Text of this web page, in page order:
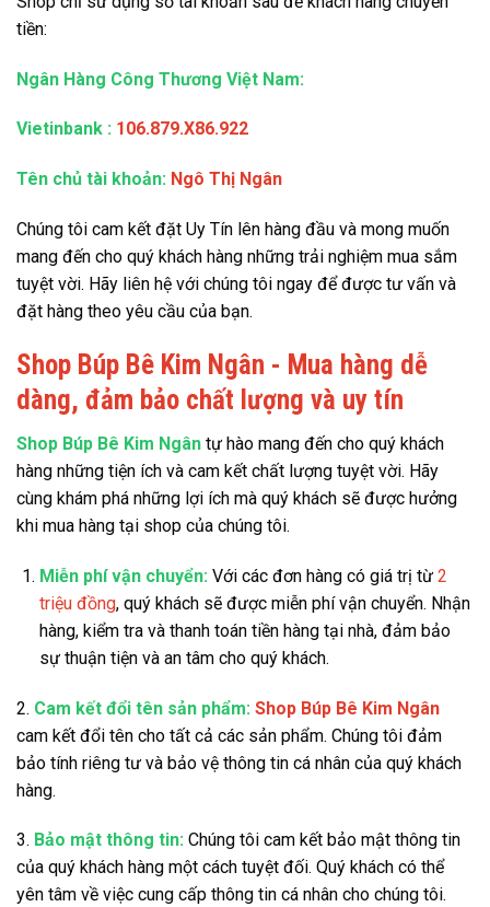
tiền:
Ngân Hàng Công Thương Việt Nam:
Vietinbank : 106.879.X86.922
Tên chủ tài khoản: Ngô Thị Ngân
Chúng tôi cam kết đặt Uy Tín lên hàng đầu và mong muốn
mang đến cho quý khách hàng những trải nghiệm mua sắm
tuyệt vời. Hãy liên hệ với chúng tôi ngay để được tư vấn và
đặt hàng theo yêu cầu của bạn.
Shop Búp Bê Kim Ngân - Mua hàng dễ
dàng, đảm bảo chất lượng và uy tín
Shop Búp Bê Kim Ngân tự hào mang đến cho quý khách
hàng những tiện ích và cam kết chất lượng tuyệt vời. Hãy
cùng khám phá những lợi ích mà quý khách sẽ được hưởng
khi mua hàng tại shop của chúng tôi.
Miễn phí vận chuyển: Với các đơn hàng có giá trị từ 2
triệu đồng, quý khách sẽ được miễn phí vận chuyển. Nhận
hàng, kiểm tra và thanh toán tiền hàng tại nhà, đảm bảo
sự thuận tiện và an tâm cho quý khách.
2. Cam kết đổi tên sản phẩm: Shop Búp Bê Kim Ngân
cam kết đổi tên cho tất cả các sản phẩm. Chúng tôi đảm
bảo tính riêng tư và bảo vệ thông tin cá nhân của quý khách
hàng.
3. Bảo mật thông tin: Chúng tôi cam kết bảo mật thông tin
của quý khách hàng một cách tuyệt đối. Quý khách có thể
yên tâm về việc cung cấp thông tin cá nhân cho chúng tôi.